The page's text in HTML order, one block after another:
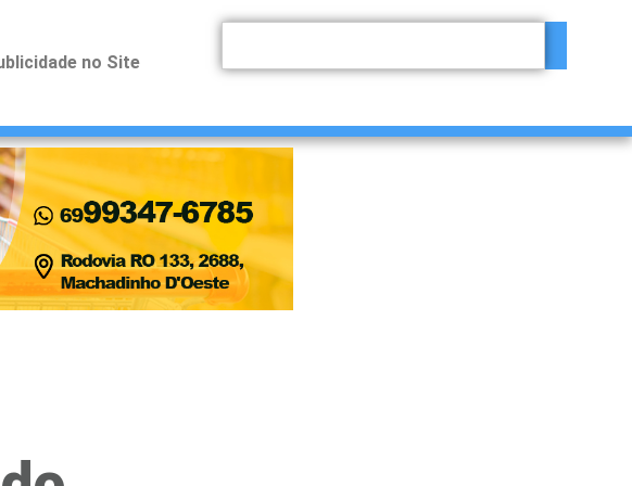
no Site